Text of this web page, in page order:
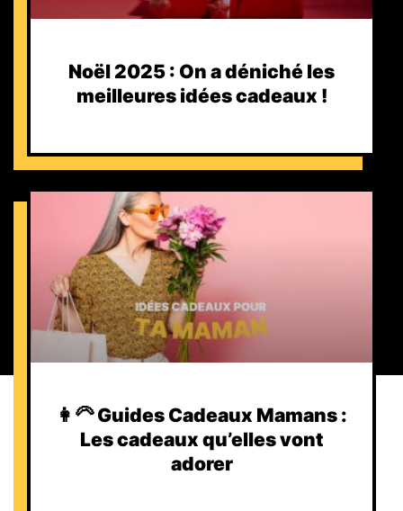
Noël 2025 : On a déniché les
meilleures idées cadeaux !
👩‍🦳 Guides Cadeaux Mamans :
Les cadeaux qu’elles vont
adorer